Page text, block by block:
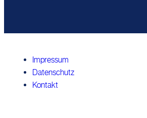
Impressum
Datenschutz
Kontakt